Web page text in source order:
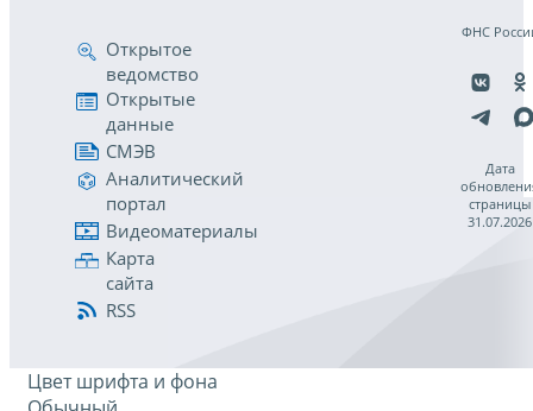
Открытое
ведомство
Открытые
данные
СМЭВ
Аналитический
портал
Видеоматериалы
Карта
сайта
RSS
ФНС
Дата
страницы
31.07.2026
Цвет шрифта и фона